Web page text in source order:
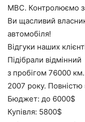
МВС. Контролюємо
Ви щасливий
автомобіля!
Відгуки наших
Підібрали відмінний
з пробігом 76000
2007 року. Повністю
Бюджет: до 6000$
Купівля: 5800$